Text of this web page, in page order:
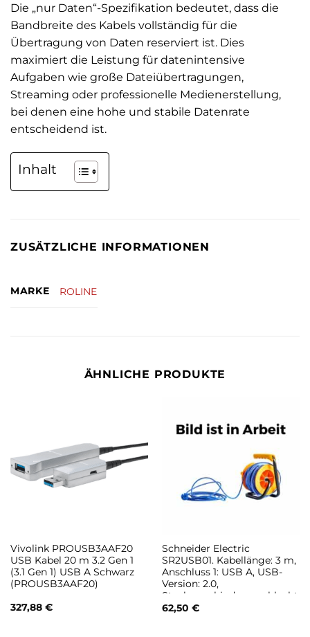
Die „nur Daten“-Spezifikation bedeutet, dass die
Bandbreite des Kabels vollständig für die
Übertragung von Daten reserviert ist. Dies
maximiert die Leistung für datenintensive
Aufgaben wie große Dateiübertragungen,
Streaming oder professionelle Medienerstellung,
bei denen eine hohe und stabile Datenrate
entscheidend ist.
Inhalt
ZUSÄTZLICHE INFORMATIONEN
MARKE ROLINE
ÄHNLICHE PRODUKTE
Vivolink PROUSB3AAF20
USB Kabel 20 m 3.2 Gen 1
(3.1 Gen 1) USB A Schwarz
(PROUSB3AAF20)
327,88 €
Schneider Electric
SR2USB01. Kabellänge: 3 m,
Anschluss 1: USB A, USB-
Version: 2.0,
Steckerverbindergeschlecht:
Männlich/Weiblich,
62,50 €